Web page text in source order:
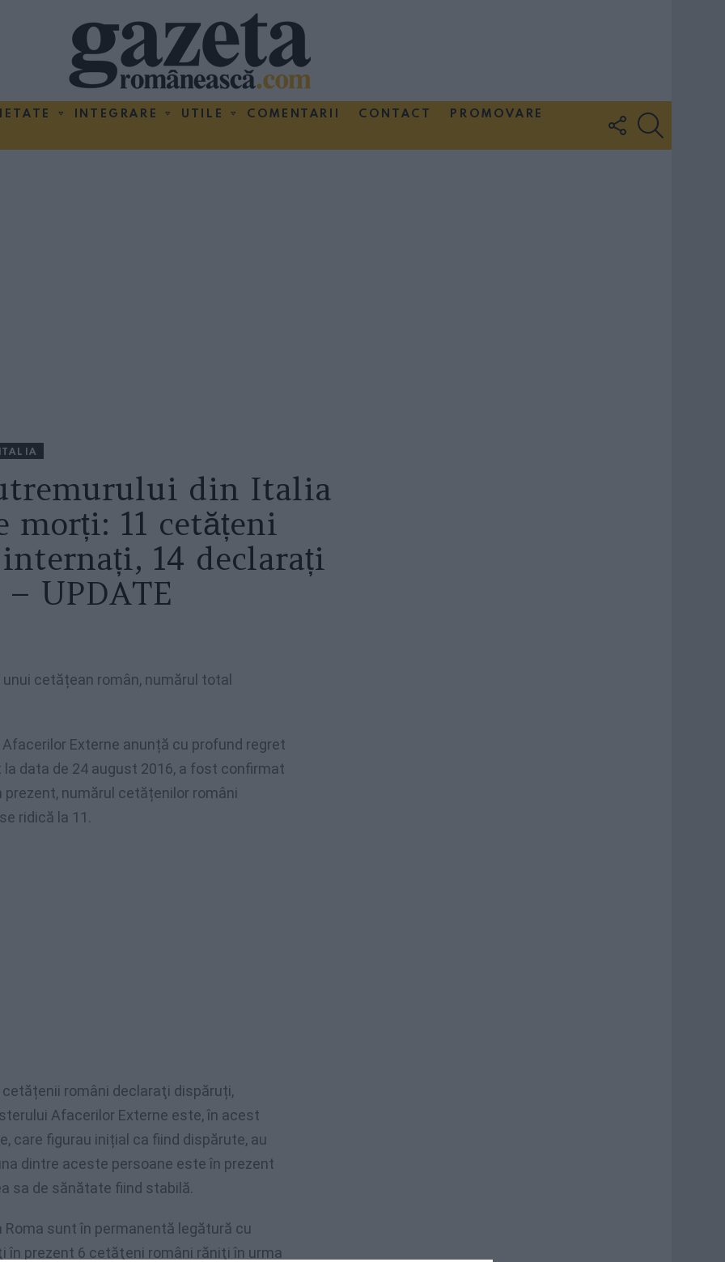
INTEGRARE UTILE COMENTARII CONTACT
PROMOVARE
FOLLOW
US
ITALIA
din Italia
morți: 11 cetățeni
14 declarați
UPDATE
cetățean român, numărul total
Externe anunță cu profund regret
data de 24 august 2016, a fost confirmat
numărul cetățenilor români
ridică la 11.
români declaraţi dispăruți,
Afacerilor Externe este, în acest
care figurau inițial ca fiind dispărute, au
dintre aceste persoane este în prezent
sa de sănătate fiind stabilă.
sunt în permanentă legătură cu
prezent 6 cetăţeni români răniţi în urma